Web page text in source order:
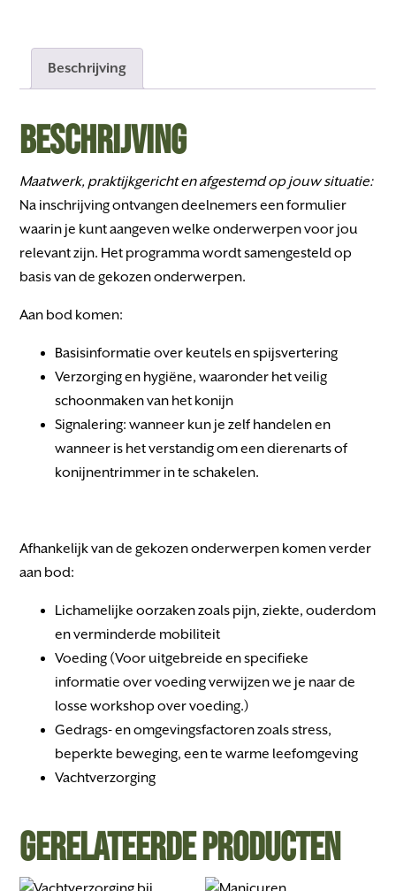
Beschrijving
Beschrijving
Maatwerk, praktijkgericht en afgestemd op jouw situatie:
Na inschrijving ontvangen deelnemers een formulier
waarin je kunt aangeven welke onderwerpen voor jou
relevant zijn. Het programma wordt samengesteld op
basis van de gekozen onderwerpen.
Aan bod komen:
Basisinformatie over keutels en spijsvertering
Verzorging en hygiëne, waaronder het veilig
schoonmaken van het konijn
Signalering: wanneer kun je zelf handelen en
wanneer is het verstandig om een dierenarts of
konijnentrimmer in te schakelen.
Afhankelijk van de gekozen onderwerpen komen verder
aan bod:
Lichamelijke oorzaken zoals pijn, ziekte, ouderdom
en verminderde mobiliteit
Voeding (Voor uitgebreide en specifieke
informatie over voeding verwijzen we je naar de
losse workshop over voeding.)
Gedrags- en omgevingsfactoren zoals stress,
beperkte beweging, een te warme leefomgeving
Vachtverzorging
Gerelateerde producten